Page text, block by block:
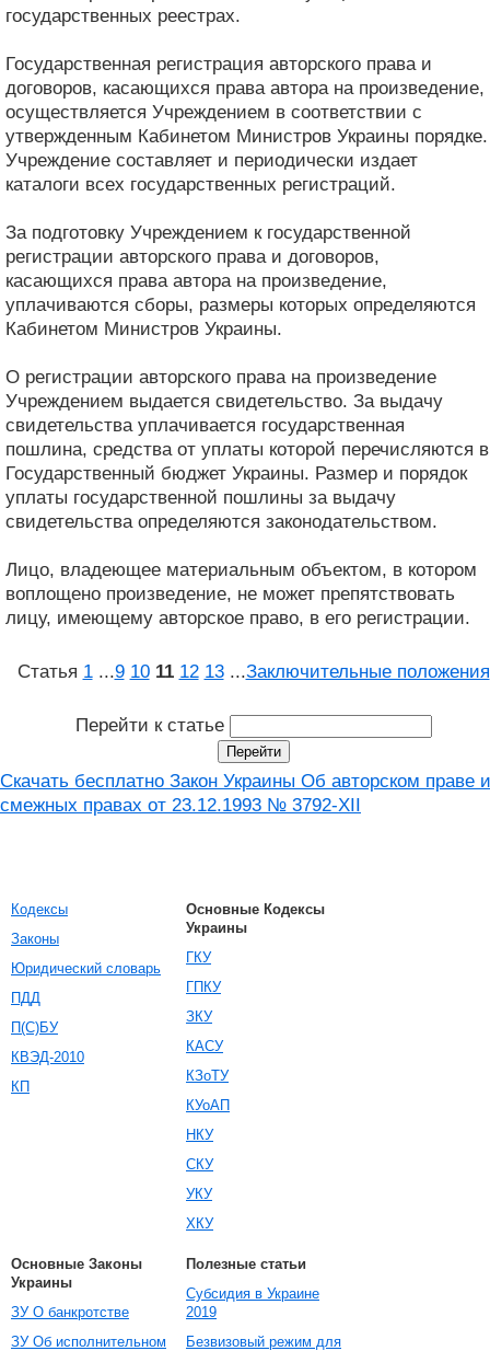
государственных реестрах.
Государственная регистрация авторского права и
договоров, касающихся права автора на произведение,
осуществляется Учреждением в соответствии с
утвержденным Кабинетом Министров Украины порядке.
Учреждение составляет и периодически издает
каталоги всех государственных регистраций.
За подготовку Учреждением к государственной
регистрации авторского права и договоров,
касающихся права автора на произведение,
уплачиваются сборы, размеры которых определяются
Кабинетом Министров Украины.
О регистрации авторского права на произведение
Учреждением выдается свидетельство. За выдачу
свидетельства уплачивается государственная
пошлина, средства от уплаты которой перечисляются в
Государственный бюджет Украины. Размер и порядок
уплаты государственной пошлины за выдачу
свидетельства определяются законодательством.
Лицо, владеющее материальным объектом, в котором
воплощено произведение, не может препятствовать
лицу, имеющему авторское право, в его регистрации.
Статья 1 ...9 10 11 12 13 ...Заключительные положения
Перейти к статье
Скачать бесплатно Закон Украины Об авторском праве и
смежных правах от 23.12.1993 № 3792-XII
Кодексы
Законы
Юридический словарь
ПДД
П(С)БУ
КВЭД-2010
КП
Основные Кодексы
Украины
ГКУ
ГПКУ
ЗКУ
КАСУ
КЗоТУ
КУоАП
НКУ
СКУ
УКУ
ХКУ
Основные Законы
Украины
ЗУ О банкротстве
ЗУ Об исполнительном
Полезные статьи
Субсидия в Украине
2019
Безвизовый режим для